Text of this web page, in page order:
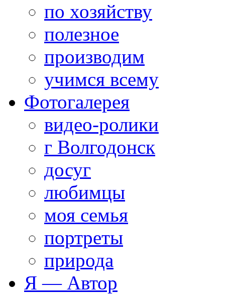
по хозяйству
полезное
производим
учимся всему
Фотогалерея
видео-ролики
г Волгодонск
досуг
любимцы
моя семья
портреты
природа
Я — Автор